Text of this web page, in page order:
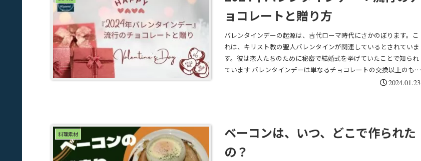
ョコレートと贈り方
バレンタインデーの起源は、古代ローマ時代にさかのぼります。こ
れは、キリスト教の聖人バレンタインが関連しているとされていま
す。彼は恋人たちのために秘密で結婚式を挙げていたことで知られ
ています バレンタインデーは単なるチョコレートの交換以上のもの
です。それは心を込めたギフトを通して感謝の気持ちを伝える1日で
2024.01.23
料理素材
ベーコンは、いつ、どこで作られた
の？